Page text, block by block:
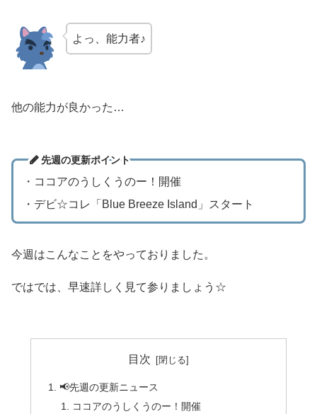
よっ、能力者♪
他の能力が良かった…
先週の更新ポイント
・ココアのうしくうのー！開催
・デビ☆コレ「Blue Breeze Island」スタート
今週はこんなことをやっておりました。
ではでは、早速詳しく見て参りましょう☆
目次
📢先週の更新ニュース
ココアのうしくうのー！開催